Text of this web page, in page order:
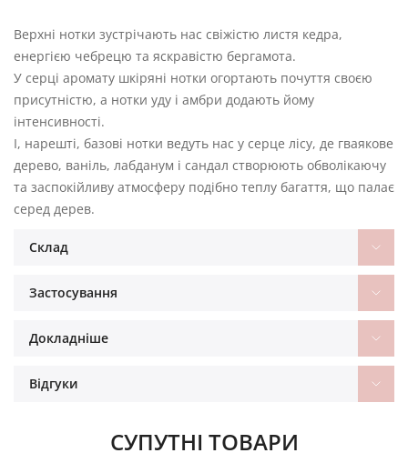
Верхні нотки зустрічають нас свіжістю листя кедра,
енергією чебрецю та яскравістю бергамота.
У серці аромату шкіряні нотки огортають почуття своєю
присутністю, а нотки уду і амбри додають йому
інтенсивності.
І, нарешті, базові нотки ведуть нас у серце лісу, де гваякове
дерево, ваніль, лабданум і сандал створюють обволікаючу
та заспокійливу атмосферу подібно теплу багаття, що палає
серед дерев.
Склад
Застосування
Докладніше
Відгуки
СУПУТНІ ТОВАРИ